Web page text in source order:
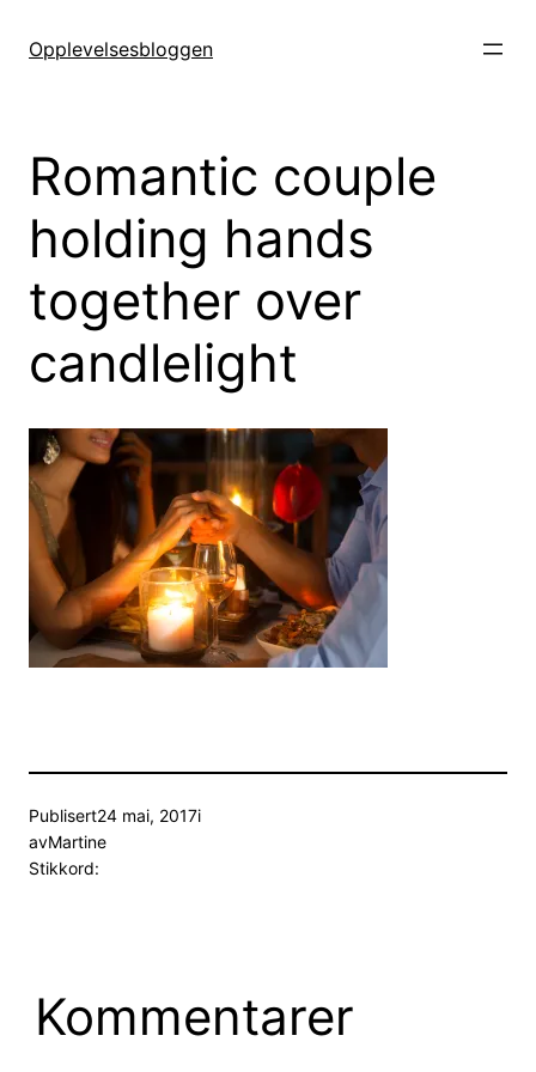
Opplevelsesbloggen
Romantic couple
holding hands
together over
candlelight
Publisert24 mai, 2017i
avMartine
Stikkord:
Kommentarer